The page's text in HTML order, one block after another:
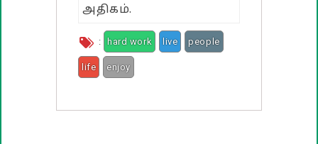
அதிகம்.
: hard work live people
life enjoy